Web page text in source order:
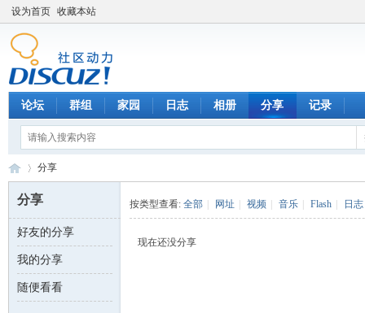
设为首页 收藏本站
论坛 群组 家园 日志 相册 分享 记录
数 ›
分享
分享
好友的分享
我的分享
随便看看
按类型查看: 全部 网址 视频 音乐 Flash 日志
现在还没分享